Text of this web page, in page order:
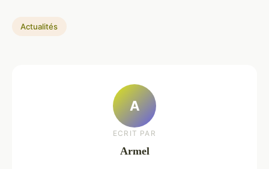
Actualités
A
ECRIT PAR
Armel